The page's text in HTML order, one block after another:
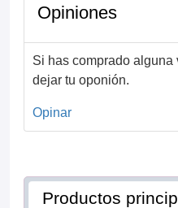
Opiniones
Si has comprado
dejar tu oponión.
Opinar
Productos